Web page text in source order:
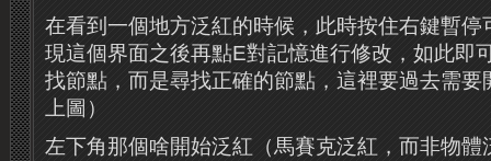
在看到一個地方泛紅的時候，此時按住右鍵暫停
現這個界面之後再點E對記憶進行修改，如此即
找節點，而是尋找正確的節點，這裡要過去需要
上圖）
左下角那個啥開始泛紅（馬賽克泛紅，而非物